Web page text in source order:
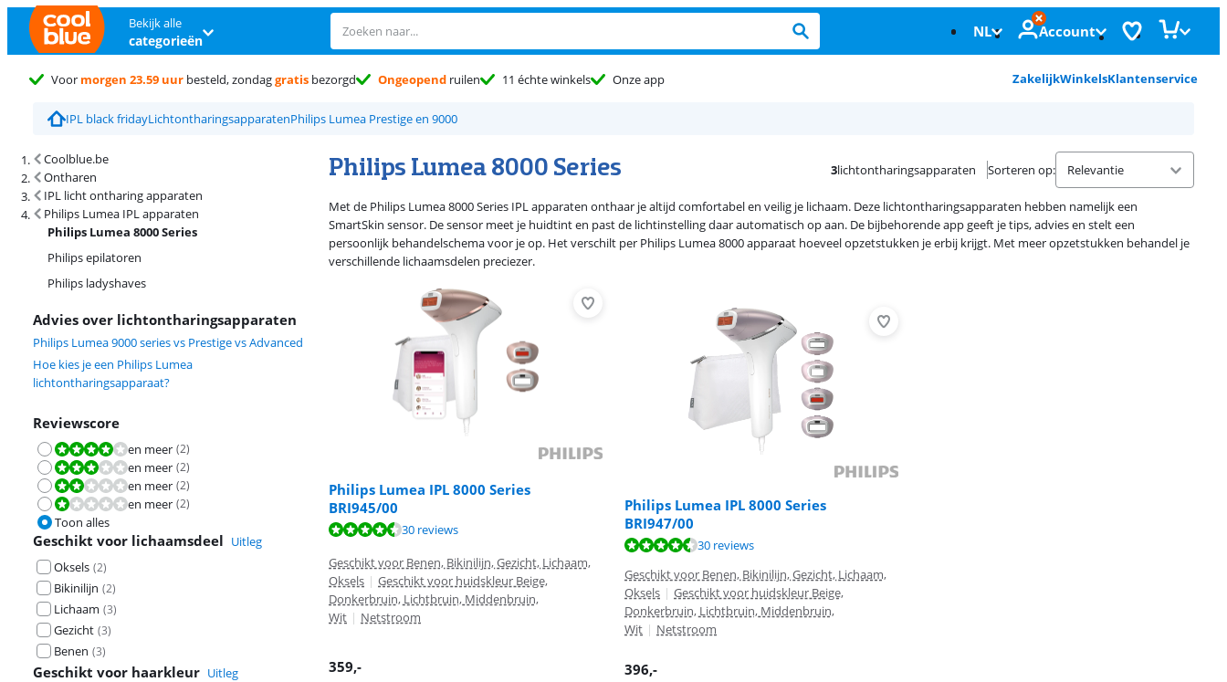
Bekijk alle
categorieën NL Account
Voor morgen 23.59 uur besteld, zondaggratis bezorgd Ongeopend ruilen 11 échte winkels Onze app ZakelijkWinkelsKlantenservice
IPL black fridayLichtontharingsapparatenPhilips Lumea Prestige en 9000
Coolblue.be
Ontharen
IPL licht ontharing apparaten
Philips Lumea IPL apparaten
Philips Lumea 8000 Series
Philips epilatoren
Philips ladyshaves
Advies over lichtontharingsapparaten
Philips Lumea 9000 series vs Prestige vs Advanced
Hoe kies je een Philips Lumea
lichtontharingsapparaat?
Reviewscore
Beoordeling is 8,0 van de 10.
en meer (2)
Beoordeling is 6,0 van de 10.
en meer (2)
Beoordeling is 4,0 van de 10.
en meer (2)
Beoordeling is 2,0 van de 10.
en meer (2)
Toon alles
Geschikt voor lichaamsdeel Uitleg
Oksels (2)
Bikinilijn (2)
Lichaam (3)
Gezicht (3)
Benen (3)
Geschikt voor haarkleur Uitleg
Philips Lumea 8000 Series
Zoekresultaten en sortering
3lichtontharingsapparaten Sorteren op:
Met de Philips Lumea 8000 Series IPL apparaten onthaar je altijd comfortabel en veilig je lichaam. Deze lichtontharingsapparaten hebben namelijk een
SmartSkin sensor. De sensor meet je huidtint en past de lichtinstelling daar automatisch op aan. De bijbehorende app geeft je tips, advies en stelt een
persoonlijk behandelschema voor je op. Het verschilt per Philips Lumea 8000 apparaat hoeveel opzetstukken je erbij krijgt. Met meer opzetstukken behandel je
verschillende lichaamsdelen preciezer.
Philips Lumea IPL 8000 Series
BRI945/00
Beoordeling is 8,6 van de 10, gebaseerd op 30 reviews.
30 reviews
Geschikt voor Benen, Bikinilijn, Gezicht, Lichaam,
Oksels | Geschikt voor huidskleur Beige,
Donkerbruin, Lichtbruin, Middenbruin,
Wit | Netstroom
359,-
Philips Lumea IPL 8000 Series
BRI947/00
30 reviews
Geschikt voor Benen, Bikinilijn, Gezicht, Lichaam,
Oksels | Geschikt voor huidskleur Beige,
Donkerbruin, Lichtbruin, Middenbruin,
Wit | Netstroom
396,-